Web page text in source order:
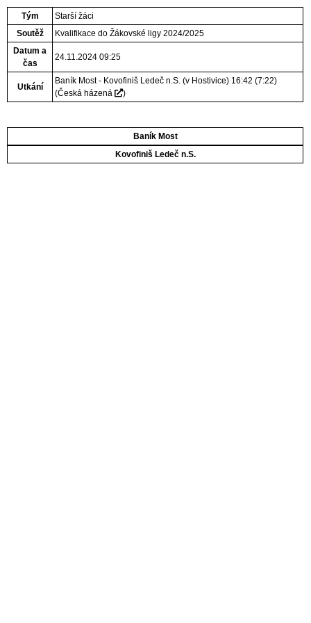
Tým
Starší žáci
Soutěž
Kvalifikace do Žákovské ligy 2024/2025
Datum a
čas
24.11.2024 09:25
Utkání
Baník Most - Kovofiniš Ledeč n.S. (v Hostivice) 16:42 (7:22)
(Česká házená )
Baník Most
Kovofiniš Ledeč n.S.